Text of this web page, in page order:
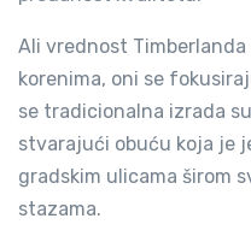
Ali vrednost
korenima, oni se
se tradicionalna izrada
stvarajući obuću koja je
gradskim ulicama širom
stazama.